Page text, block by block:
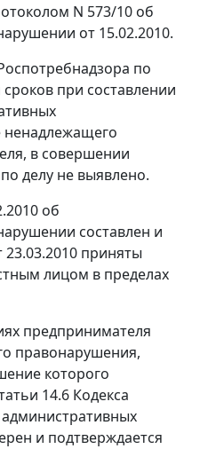
N 573/10 об
от 15.02.2010.
по
при составлении
ненадлежащего
в совершении
делу не выявлено.
об
составлен и
23.03.2010 приняты
лицом в пределах
предпринимателя
правонарушения,
которого
14.6 Кодекса
и подтверждается